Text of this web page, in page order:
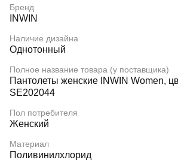
Бренд
INWIN
Наличие дизайна
Однотонный
Полное название товара (у поставщика)
Пантолеты женские INWIN Women,
SE202044
Пол потребителя
Женский
Материал
Поливинилхлорид